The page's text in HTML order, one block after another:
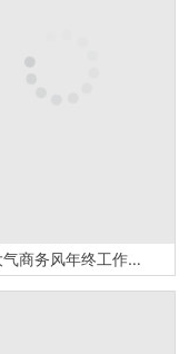
简洁大气商务风年终工作汇报PPT模板